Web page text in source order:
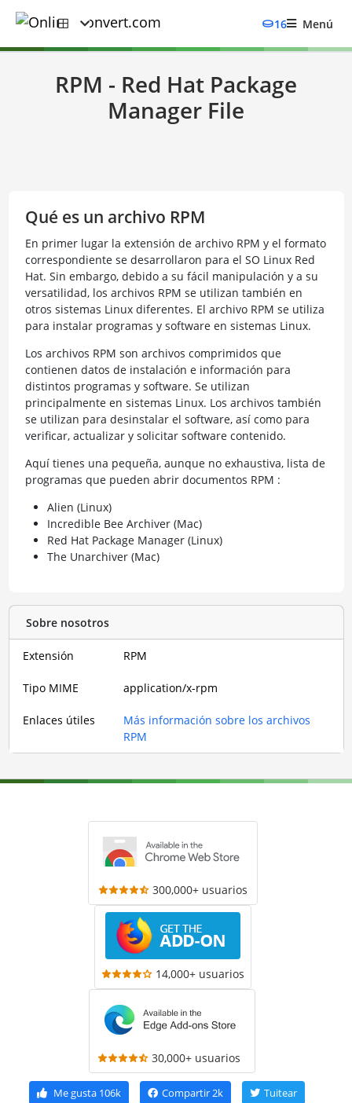
16 Menú
RPM - Red Hat Package
Manager File
Qué es un archivo RPM
En primer lugar la extensión de archivo RPM y el formato
correspondiente se desarrollaron para el SO Linux Red
Hat. Sin embargo, debido a su fácil manipulación y a su
versatilidad, los archivos RPM se utilizan también en
otros sistemas Linux diferentes. El archivo RPM se utiliza
para instalar programas y software en sistemas Linux.
Los archivos RPM son archivos comprimidos que
contienen datos de instalación e información para
distintos programas y software. Se utilizan
principalmente en sistemas Linux. Los archivos también
se utilizan para desinstalar el software, así como para
verificar, actualizar y solicitar software contenido.
Aquí tienes una pequeña, aunque no exhaustiva, lista de
programas que pueden abrir documentos RPM :
Alien (Linux)
Incredible Bee Archiver (Mac)
Red Hat Package Manager (Linux)
The Unarchiver (Mac)
Sobre nosotros
Extensión RPM
Tipo MIME application/x-rpm
Enlaces útiles
Más información sobre los archivos
RPM
300,000+ usuarios
14,000+ usuarios
30,000+ usuarios
Me gusta106k Compartir2k Tuitear